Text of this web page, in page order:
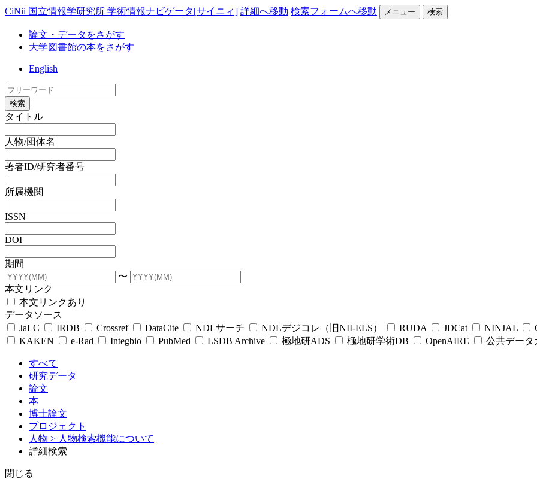
CiNii 国立情報学研究所 学術情報ナビゲータ[サイニィ] 詳細へ移動 検索フォームへ移動 メニュー 検索
論文・データをさがす
大学図書館の本をさがす
English
検索
タイトル
人物/団体名
著者ID/研究者番号
所属機関
ISSN
DOI
期間
〜
本文リンク
本文リンクあり
データソース
JaLC
IRDB Crossref DataCite NDLサーチ NDLデジコレ（旧NII-ELS） RUDA JDCat NINJAL
KAKEN
e-Rad Integbio PubMed LSDB Archive 極地研ADS 極地研学術DB OpenAIRE 公共データ
すべて
研究データ
論文
本
博士論文
プロジェクト
人物 > 人物検索機能について
詳細検索
閉じる